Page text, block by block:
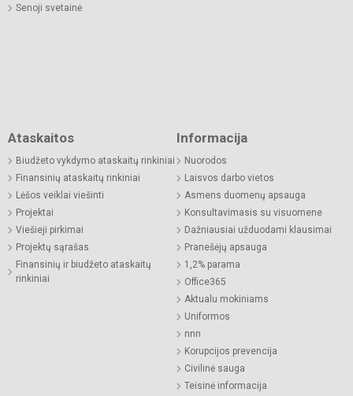
Senoji svetainė
Ataskaitos
Biudžeto vykdymo ataskaitų rinkiniai
Finansinių ataskaitų rinkiniai
Lėšos veiklai viešinti
Projektai
Viešieji pirkimai
Projektų sąrašas
Finansinių ir biudžeto ataskaitų
rinkiniai
Informacija
Nuorodos
Laisvos darbo vietos
Asmens duomenų apsauga
Konsultavimasis su visuomene
Dažniausiai užduodami klausimai
Pranešėjų apsauga
1,2% parama
Office365
Aktualu mokiniams
Uniformos
nnn
Korupcijos prevencija
Civilinė sauga
Teisinė informacija